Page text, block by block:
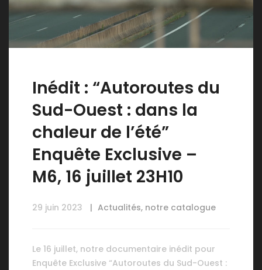
Inédit : “Autoroutes du
Sud-Ouest : dans la
chaleur de l’été”
Enquête Exclusive –
M6, 16 juillet 23H10
29 juin 2023 Actualités, notre catalogue
Le 16 juillet, notre documentaire inédit pour
Enquête Exclusive “Autoroutes du Sud-Ouest :